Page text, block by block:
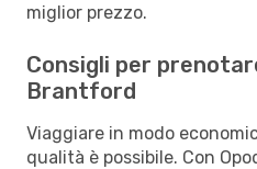
miglior prezzo.
Consigli per
Brantford
Viaggiare in modo
qualità è possibile. Con